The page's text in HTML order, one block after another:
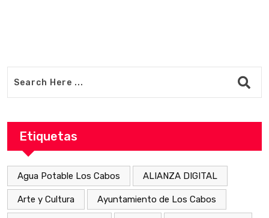
Etiquetas
Agua Potable Los Cabos ALIANZA DIGITAL
Arte y Cultura Ayuntamiento de Los Cabos